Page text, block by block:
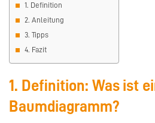
1. Definition
2. Anleitung
3. Tipps
4. Fazit
1. Definition: Was ist
Baumdiagramm?